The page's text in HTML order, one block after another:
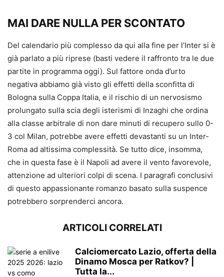
MAI DARE NULLA PER SCONTATO
Del calendario più complesso da qui alla fine per l’Inter si è
già parlato a più riprese (basti vedere il raffronto tra le due
partite in programma oggi). Sul fattore onda d’urto
negativa abbiamo già visto gli effetti della sconfitta di
Bologna sulla Coppa Italia, e il rischio di un nervosismo
prolungato sulla scia degli isterismi di Inzaghi che ordina
alla classe arbitrale di non dare minuti di recupero sullo 0-
3 col Milan, potrebbe avere effetti devastanti su un Inter-
Roma ad altissima complessità. Se tutto dice, insomma,
che in questa fase è il Napoli ad avere il vento favorevole,
attenzione ad ulteriori colpi di scena. I paragrafi conclusivi
di questo appassionante romanzo basato sulla suspence
potrebbero sorprenderci ancora.
ARTICOLI CORRELATI
Calciomercato Lazio, offerta della
Dinamo Mosca per Ratkov? |
Tutta la...